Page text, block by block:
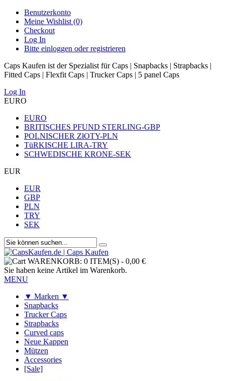
Benutzerkonto
Meine Wishlist (0)
Checkout
Log In
Bitte einloggen oder registrieren
Caps Kaufen ist der Spezialist für Caps | Snapbacks | Strapbacks |
Fitted Caps | Flexfit Caps | Trucker Caps | 5 panel Caps
Log In
EURO
EURO
BRITISCHES PFUND STERLING-GBP
POLNISCHER ZłOTY-PLN
TüRKISCHE LIRA-TRY
SCHWEDISCHE KRONE-SEK
EUR
EUR
GBP
PLN
TRY
SEK
WARENKORB: 0 ITEM(S) - 0,00 €
Sie haben keine Artikel im Warenkorb.
MENU
▼ Marken ▼
Snapbacks
Trucker Caps
Strapbacks
Curved caps
Neue Kappen
Mützen
Accessories
[Sale]